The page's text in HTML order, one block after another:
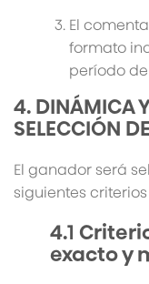
El
formato
período
4. DINÁMICA
SELECCIÓN
El ganador será
siguientes
4.1
exacto y